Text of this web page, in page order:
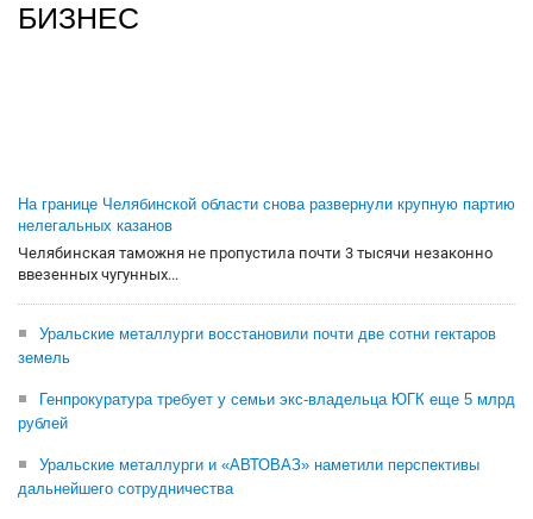
БИЗНЕС
На границе Челябинской области снова развернули крупную партию
нелегальных казанов
Челябинская таможня не пропустила почти 3 тысячи незаконно
ввезенных чугунных...
Уральские металлурги восстановили почти две сотни гектаров
земель
Генпрокуратура требует у семьи экс-владельца ЮГК еще 5 млрд
рублей
Уральские металлурги и «АВТОВАЗ» наметили перспективы
дальнейшего сотрудничества